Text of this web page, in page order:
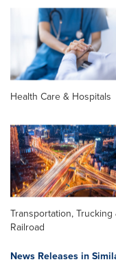
Health Care & Hospitals
Transportation, Trucking
Railroad
News Releases in